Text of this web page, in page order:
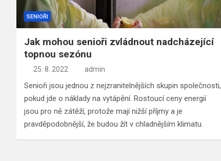
SENIOŘI
Jak mohou senioři zvládnout nadcházející
topnou sezónu
25. 8. 2022 admin
Senioři jsou jednou z nejzranitelnějších skupin společnosti,
pokud jde o náklady na vytápění. Rostoucí ceny energií
jsou pro ně zátěží, protože mají nižší příjmy a je
pravděpodobnější, že budou žít v chladnějším klimatu.